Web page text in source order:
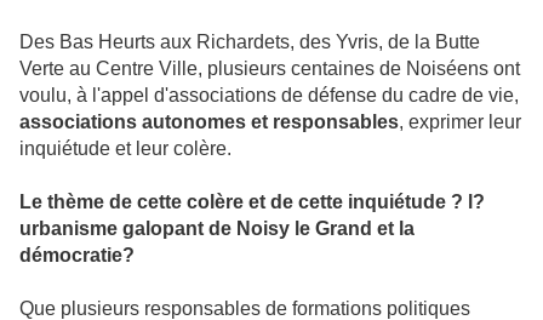
Des Bas Heurts aux Richardets, des Yvris, de la Butte
Verte au Centre Ville, plusieurs centaines de Noiséens ont
voulu, à l'appel d'associations de défense du cadre de vie,
associations autonomes et responsables, exprimer leur
inquiétude et leur colère.
Le thème de cette colère et de cette inquiétude ? l?
urbanisme galopant de Noisy le Grand et la
démocratie?
Que plusieurs responsables de formations politiques